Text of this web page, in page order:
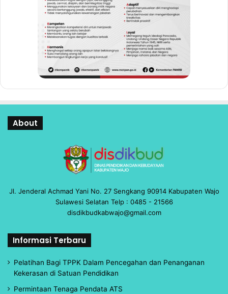
About
Jl. Jenderal Achmad Yani No. 27 Sengkang 90914 Kabupaten Wajo
Sulawesi Selatan Telp : 0485 - 21566
disdikbudkabwajo@gmail.com
Informasi Terbaru
Pelatihan Bagi TPPK Dalam Pencegahan dan Penanganan
Kekerasan di Satuan Pendidikan
Permintaan Tenaga Pendata ATS